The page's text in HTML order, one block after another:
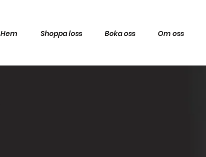
Hem Shoppa loss Boka oss Om oss